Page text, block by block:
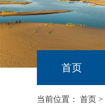
首页
当前位置： 首页 >